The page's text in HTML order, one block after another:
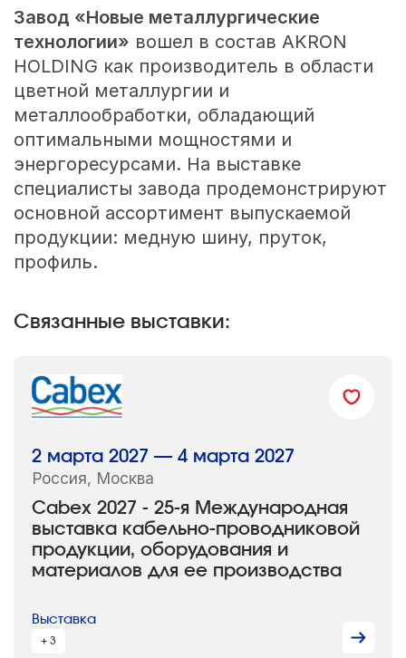
Завод «Новые металлургические
технологии» вошел в состав AKRON
HOLDING как производитель в области
цветной металлургии и
металлообработки, обладающий
оптимальными мощностями и
энергоресурсами. На выставке
специалисты завода продемонстрируют
основной ассортимент выпускаемой
продукции: медную шину, пруток,
профиль.
Связанные выставки:
Cabex 2027 - 25-я Международная
выставка кабельно-проводниковой
продукции, оборудования и
материалов для ее производства
2 марта 2027 — 4 марта 2027
Россия, Москва
Выставка
+ 3